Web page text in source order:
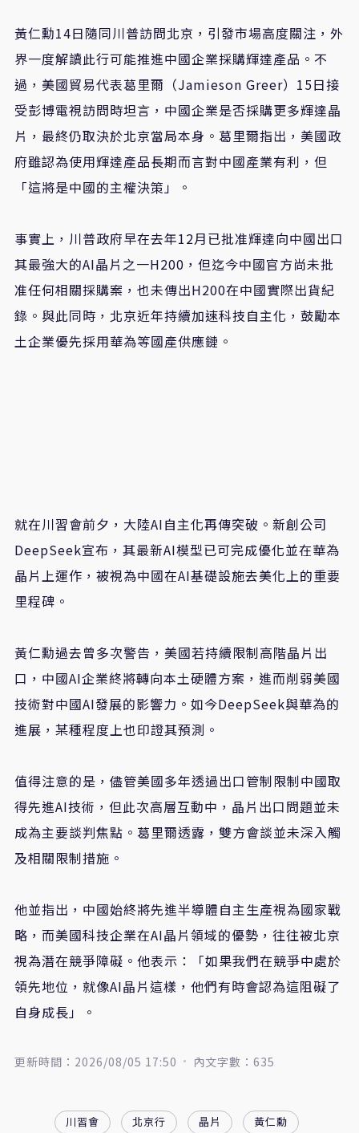
黃仁勳14日隨同川普訪問北京，引發市場高度關注，外
界一度解讀此行可能推進中國企業採購輝達產品。不
過，美國貿易代表葛里爾（Jamieson Greer）15日接
受彭博電視訪問時坦言，中國企業是否採購更多輝達晶
片，最終仍取決於北京當局本身。葛里爾指出，美國政
府雖認為使用輝達產品長期而言對中國產業有利，但
「這將是中國的主權決策」。
事實上，川普政府早在去年12月已批准輝達向中國出口
其最強大的AI晶片之一H200，但迄今中國官方尚未批
准任何相關採購案，也未傳出H200在中國實際出貨紀
錄。與此同時，北京近年持續加速科技自主化，鼓勵本
土企業優先採用華為等國產供應鏈。
就在川習會前夕，大陸AI自主化再傳突破。新創公司
DeepSeek宣布，其最新AI模型已可完成優化並在華為
晶片上運作，被視為中國在AI基礎設施去美化上的重要
里程碑。
黃仁勳過去曾多次警告，美國若持續限制高階晶片出
口，中國AI企業終將轉向本土硬體方案，進而削弱美國
技術對中國AI發展的影響力。如今DeepSeek與華為的
進展，某種程度上也印證其預測。
值得注意的是，儘管美國多年透過出口管制限制中國取
得先進AI技術，但此次高層互動中，晶片出口問題並未
成為主要談判焦點。葛里爾透露，雙方會談並未深入觸
及相關限制措施。
他並指出，中國始終將先進半導體自主生產視為國家戰
略，而美國科技企業在AI晶片領域的優勢，往往被北京
視為潛在競爭障礙。他表示：「如果我們在競爭中處於
領先地位，就像AI晶片這樣，他們有時會認為這阻礙了
自身成長」。
更新時間：2026/08/05 17:50 內文字數：635
川習會 北京行 晶片
黃仁勳